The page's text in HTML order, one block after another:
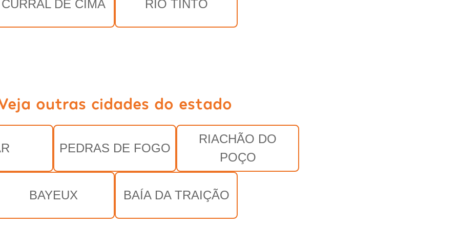
CURRAL DE CIMA RIO TINTO
outras cidades do estado
PEDRAS DE FOGO
RIACHÃO DO
POÇO
BAYEUX BAÍA DA TRAIÇÃO